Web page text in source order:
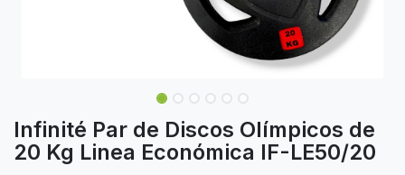
Infinité Par de Discos Olímpicos de
20 Kg Linea Económica IF-LE50/20